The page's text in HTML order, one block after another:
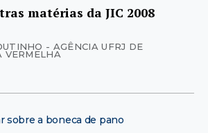
matérias da JIC 2008
- AGÊNCIA UFRJ DE
VERMELHA
sobre a boneca de pano